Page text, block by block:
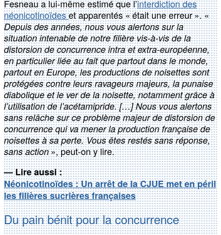
Fesneau a lui-même estimé que l’interdiction des
néonicotinoïdeset apparentés « était une erreur ». «
Depuis des années, nous vous alertons sur la
situation intenable de notre filière vis-à-vis de la
distorsion de concurrence intra et extra-européenne,
en particulier liée au fait que partout dans le monde,
partout en Europe, les productions de noisettes sont
protégées contre leurs ravageurs majeurs, la punaise
diabolique et le ver de la noisette, notamment grâce à
l’utilisation de l’acétamipride. […] Nous vous alertons
sans relâche sur ce problème majeur de distorsion de
concurrence qui va mener la production française de
noisettes à sa perte. Vous êtes restés sans réponse,
sans action», peut-on y lire.
— Lire aussi :
Néonicotinoïdes : Un arrêt de la CJUE met en péril
les filières sucrières françaises
Du pain bénit pour la concurrence